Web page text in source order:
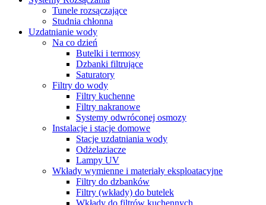
Tunele rozsączające
Studnia chłonna
Uzdatnianie wody
Na co dzień
Butelki i termosy
Dzbanki filtrujące
Saturatory
Filtry do wody
Filtry kuchenne
Filtry nakranowe
Systemy odwróconej osmozy
Instalacje i stacje domowe
Stacje uzdatniania wody
Odżelaziacze
Lampy UV
Wkłady wymienne i materiały eksploatacyjne
Filtry do dzbanków
Filtry (wkłady) do butelek
Wkłady do filtrów kuchennych